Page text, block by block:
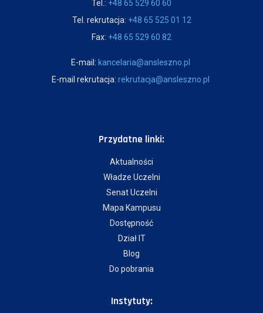
Tel.: +48 65 529 60 60
Tel. rekrutacja: +48 65 525 01 12
Fax: +48 65 529 60 82
E-mail: kancelaria@ansleszno.pl
E-mail rekrutacja: rekrutacja@ansleszno.pl
Przydatne linki:
Aktualności
Władze Uczelni
Senat Uczelni
Mapa Kampusu
Dostępność
Dział IT
Blog
Do pobrania
Instytuty: